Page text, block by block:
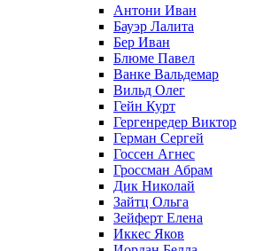
Антони Иван
Бауэр Лалита
Бер Иван
Блюме Павел
Ванке Вальдемар
Вильд Олег
Гейн Курт
Гергенредер Виктор
Герман Сергей
Госсен Агнес
Гроссман Абрам
Дик Николай
Зайтц Ольга
Зейферт Елена
Иккес Яков